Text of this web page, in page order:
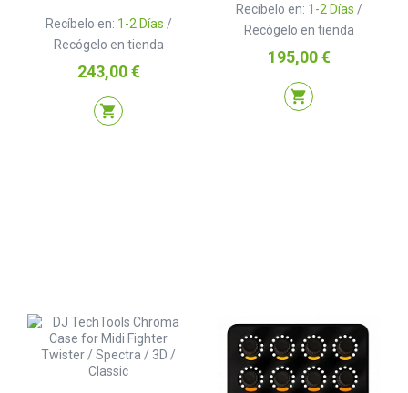
Recíbelo en: 1-2 Días /
Recógelo en tienda
Precio
243,00 €
shopping_cart
Recíbelo en: 1-2 Días /
Recógelo en tienda
Precio
195,00 €
shopping_cart